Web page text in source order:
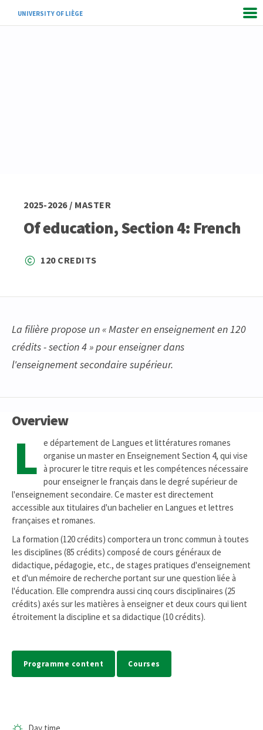
UNIVERSITY OF LIÈGE
2025-2026 / MASTER
Of education, Section 4: French
120 CREDITS
La filière propose un « Master en enseignement en 120
crédits - section 4 » pour enseigner dans
l'enseignement secondaire supérieur.
Overview
L e département de Langues et littératures romanes
organise un master en Enseignement Section 4, qui vise
à procurer le titre requis et les compétences nécessaire
pour enseigner le français dans le degré supérieur de
l'enseignement secondaire. Ce master est directement
accessible aux titulaires d'un bachelier en Langues et lettres
françaises et romanes.
La formation (120 crédits) comportera un tronc commun à toutes
les disciplines (85 crédits) composé de cours généraux de
didactique, pédagogie, etc., de stages pratiques d'enseignement
et d'un mémoire de recherche portant sur une question liée à
l'éducation. Elle comprendra aussi cinq cours disciplinaires (25
crédits) axés sur les matières à enseigner et deux cours qui lient
étroitement la discipline et sa didactique (10 crédits).
Programme content Courses